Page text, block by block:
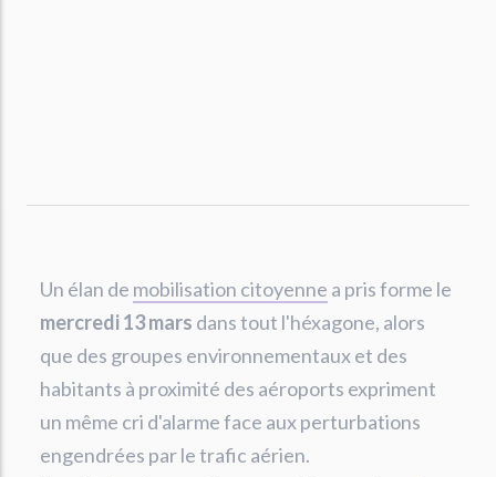
Un élan de mobilisation citoyenne a pris forme le
mercredi 13 mars dans tout l'héxagone, alors
que des groupes environnementaux et des
habitants à proximité des aéroports expriment
un même cri d'alarme face aux perturbations
engendrées par le trafic aérien.